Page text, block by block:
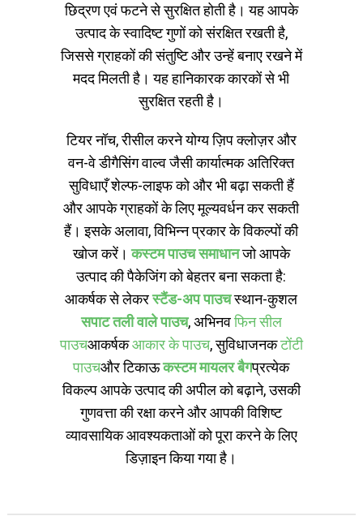
छिद्रण एवं फटने से सुरक्षित होती है। यह आपके
उत्पाद के स्वादिष्ट गुणों को संरक्षित रखती है,
जिससे ग्राहकों की संतुष्टि और उन्हें बनाए रखने में
मदद मिलती है। यह हानिकारक कारकों से भी
सुरक्षित रहती है।
टियर नॉच, रीसील करने योग्य ज़िप क्लोज़र और
वन-वे डीगैसिंग वाल्व जैसी कार्यात्मक अतिरिक्त
सुविधाएँ शेल्फ-लाइफ को और भी बढ़ा सकती हैं
और आपके ग्राहकों के लिए मूल्यवर्धन कर सकती
हैं। इसके अलावा, विभिन्न प्रकार के विकल्पों की
खोज करें।कस्टम पाउच समाधानजो आपके
उत्पाद की पैकेजिंग को बेहतर बना सकता है:
आकर्षक से लेकरस्टैंड-अप पाउचस्थान-कुशल
सपाट तली वाले पाउच, अभिनवफिन सील
पाउचआकर्षकआकार के पाउच, सुविधाजनकटोंटी
पाउचऔर टिकाऊकस्टम मायलर बैगप्रत्येक
विकल्प आपके उत्पाद की अपील को बढ़ाने, उसकी
गुणवत्ता की रक्षा करने और आपकी विशिष्ट
व्यावसायिक आवश्यकताओं को पूरा करने के लिए
डिज़ाइन किया गया है।